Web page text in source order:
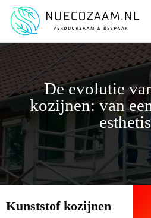
De evolutie
kozijnen: van
Kunststof kozijnen